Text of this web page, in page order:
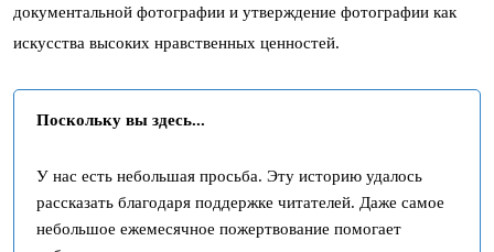
документальной фотографии и утверждение фотографии как
искусства высоких нравственных ценностей.
Поскольку вы здесь...
У нас есть небольшая просьба. Эту историю удалось
рассказать благодаря поддержке читателей. Даже самое
небольшое ежемесячное пожертвование помогает